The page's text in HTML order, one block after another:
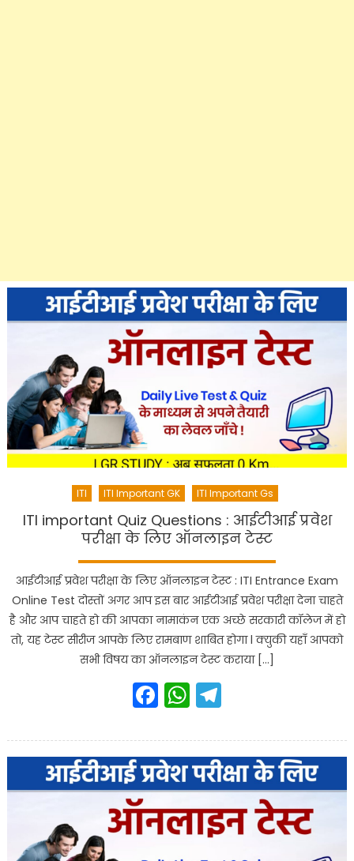
ITI ITI Important GK ITI Important Gs
ITI important Quiz Questions : आईटीआई प्रवेश
परीक्षा के लिए ऑनलाइन टेस्ट
आईटीआई प्रवेश परीक्षा के लिए ऑनलाइन टेस्ट : ITI Entrance Exam
Online Test दोस्तों अगर आप इस बार आईटीआई प्रवेश परीक्षा देना चाहते
है और आप चाहते हो की आपका नामाकंन एक अच्छे सरकारी कॉलेज में हो
तो, यह टेस्ट सीरीज आपके लिए रामबाण शाबित होगा l क्युकी यहाँ आपको
सभी विषय का ऑनलाइन टेस्ट कराया […]
Facebook
WhatsApp